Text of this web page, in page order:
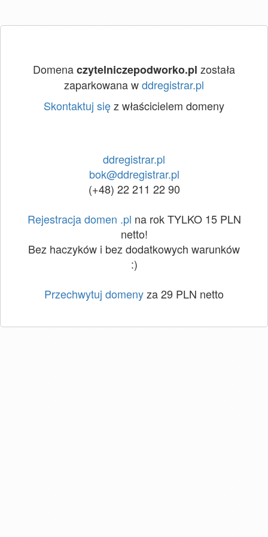
Domenaczytelniczepodworko.pl została
zaparkowana wddregistrar.pl
Skontaktuj sięz właścicielem domeny
ddregistrar.pl
bok@ddregistrar.pl
(+48) 22 211 22 90
Rejestracja domen .pl na rok TYLKO 15 PLN
netto!
Bez haczyków i bez dodatkowych warunków
:)
Przechwytuj domenyza 29 PLN netto